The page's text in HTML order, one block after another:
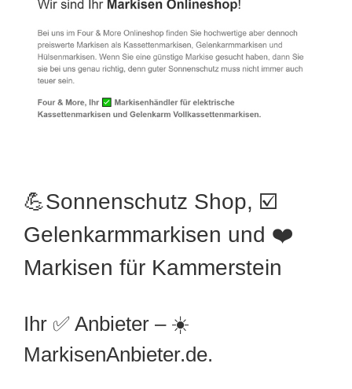
💪Sonnenschutz Shop, ☑️
Gelenkarmmarkisen und ❤️
Markisen für Kammerstein
Ihr ✅ Anbieter – ☀️
MarkisenAnbieter.de.